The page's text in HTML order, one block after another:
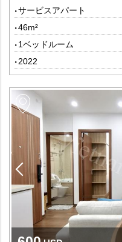
サービスアパート
46m²
1ベッドルーム
2022